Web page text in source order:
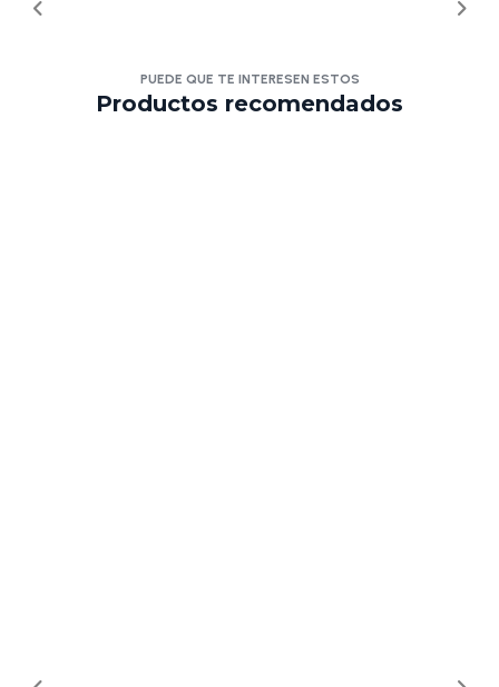
PUEDE QUE TE INTERESEN ESTOS
Productos recomendados